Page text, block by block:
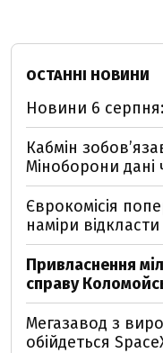
ОСТАННІ НОВИНИ
Новини 6
Кабмін
Міноборони дані
Єврокомісія
наміри
Привласнення
справу
Мегазавод з
обійдеться